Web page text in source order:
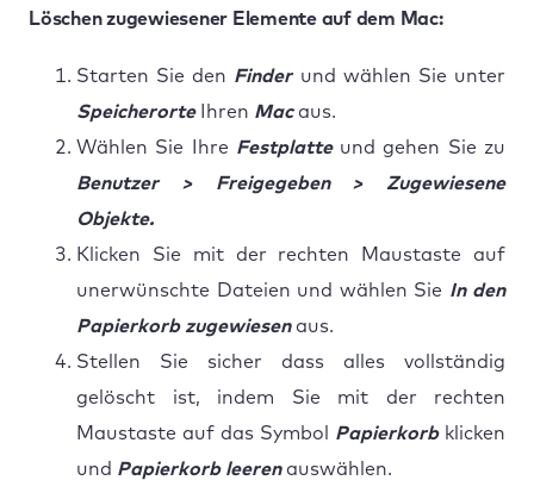
Löschen zugewiesener Elemente auf dem Mac:
Starten Sie den Finder und wählen Sie unter
Speicherorte
Ihren Macaus.
Wählen Sie Ihre Festplatte und gehen Sie zu
Benutzer > Freigegeben > Zugewiesene
Objekte.
Klicken Sie mit der rechten Maustaste auf
unerwünschte Dateien und wählen Sie In den
Papierkorb zugewiesenaus.
Stellen Sie sicher dass alles vollständig
gelöscht ist, indem Sie mit der rechten
Maustaste auf das Symbol Papierkorb klicken
und Papierkorb leerenauswählen.